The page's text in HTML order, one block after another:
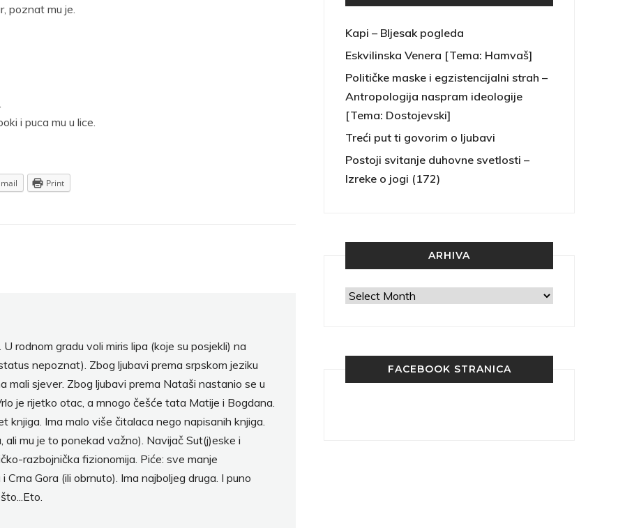
poznat mu je.
i puca mu u lice.
Print
rodnom gradu voli miris lipa (koje su posjekli) na
nepoznat). Zbog ljubavi prema srpskom jeziku
mali sjever. Zbog ljubavi prema Nataši nastanio se u
je rijetko otac, a mnogo češće tata Matije i Bogdana.
knjiga. Ima malo više čitalaca nego napisanih knjiga.
mu je to ponekad važno). Navijač Sut(j)eske i
razbojnička fizionomija. Piće: sve manje
Crna Gora (ili obrnuto). Ima najboljeg druga. I puno
Kapi – Bljesak pogleda
Eskvilinska Venera [Tema: Hamvaš]
Političke maske i egzistencijalni strah –
Antropologija naspram ideologije
[Tema: Dostojevski]
Treći put ti govorim o ljubavi
Postoji svitanje duhovne svetlosti –
Izreke o jogi (172)
ARHIVA
Arhiva
FACEBOOK STRANICA